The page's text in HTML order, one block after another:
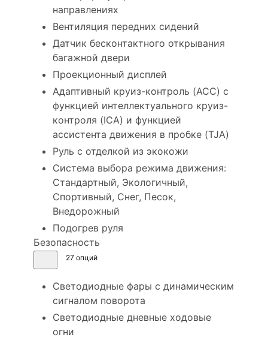
направлениях
Вентиляция передних сидений
Датчик бесконтактного открывания
багажной двери
Проекционный дисплей
Адаптивный круиз-контроль (ACC) с
функцией интеллектуального круиз-
контроля (ICA) и функцией
ассистента движения в пробке (TJA)
Руль с отделкой из экокожи
Система выбора режима движения:
Стандартный, Экологичный,
Спортивный, Снег, Песок,
Внедорожный
Подогрев руля
Безопасность
27 опций
Светодиодные фары с динамическим
сигналом поворота
Светодиодные дневные ходовые
огни